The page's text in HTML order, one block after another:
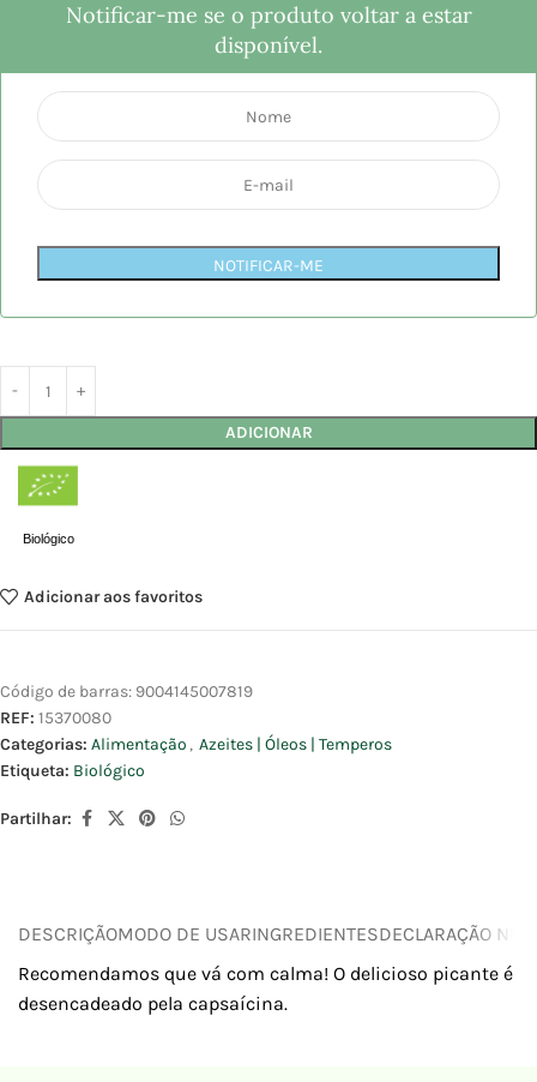
Notificar-me se o produto voltar a estar
disponível.
NOTIFICAR-ME
ADICIONAR
Biológico
Adicionar aos favoritos
Código de barras: 9004145007819
REF: 15370080
Categorias: Alimentação , Azeites | Óleos | Temperos
Etiqueta: Biológico
Partilhar:
DESCRIÇÃOMODO DE USARINGREDIENTESDECLARAÇÃO
Recomendamos que vá com calma! O delicioso picante é
desencadeado pela capsaícina.